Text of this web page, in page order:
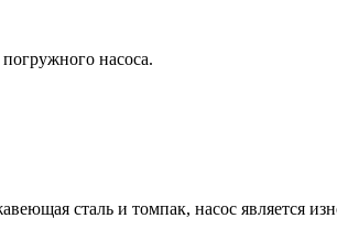
насоса.
сталь и томпак, насос является